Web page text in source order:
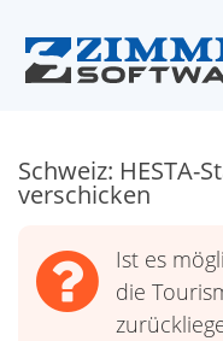
Schweiz: HESTA-
verschicken
Ist es
die